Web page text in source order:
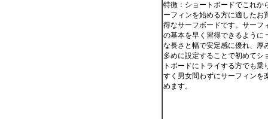
特徴：ショートボードでこれか
ーフィンを始める方に適したお
得なサーフボードです。サーフ
の基本を早く習得できるように
な長さと幅で安定感に優れ、厚
多めに設定することで初めてシ
トボードにトライする方でも乗
すく男女問わずにサーフィンを
めます。